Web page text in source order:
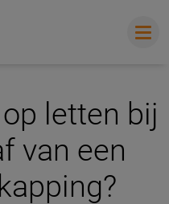
letten bij
van een